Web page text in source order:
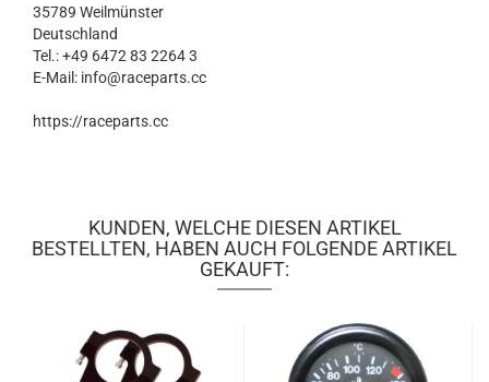
35789 Weilmünster
Deutschland
Tel.: +49 6472 83 2264 3
E-Mail: info@raceparts.cc
https://raceparts.cc
KUNDEN, WELCHE DIESEN ARTIKEL
BESTELLTEN, HABEN AUCH FOLGENDE ARTIKEL
GEKAUFT: